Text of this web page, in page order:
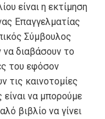
είναι η εκτίμηση
Επαγγελματίας
Σύμβουλος
να διαβάσουν το
του εφόσον
τις καινοτομίες
να μπορούμε
βιβλίο να γίνει